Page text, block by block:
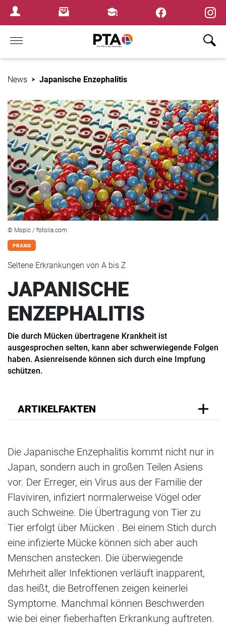
Login MenuNewsletterFortbildungen
Home
News Japanische Enzephalitis
© Mopic / fotolia.com
PRAXIS
Seltene Erkrankungen von A bis Z
JAPANISCHE
ENZEPHALITIS
Die durch Mücken übertragene Krankheit ist
ausgesprochen selten, kann aber schwerwiegende Folgen
haben. Asienreisende können sich durch eine Impfung
schützen.
ARTIKELFAKTEN
Die Japanische Enzephalitis kommt nicht nur in
Japan, sondern auch in großen Teilen Asiens
vor. Der Erreger, ein Virus aus der Familie der
Flaviviren, infiziert normalerweise Vögel oder
auch Schweine. Die Übertragung von Tier zu
Tier erfolgt über Mücken . Bei einem Stich durch
eine infizierte Mücke können sich aber auch
Menschen anstecken. Die überwiegende
Mehrheit aller Infektionen verläuft inapparent,
das heißt, die Betroffenen zeigen keinerlei
Symptome. Manchmal können Beschwerden
wie bei einer fieberhaften Erkrankung auftreten.
×